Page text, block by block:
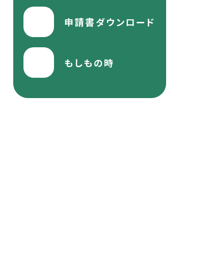
申請書ダウンロード
もしもの時